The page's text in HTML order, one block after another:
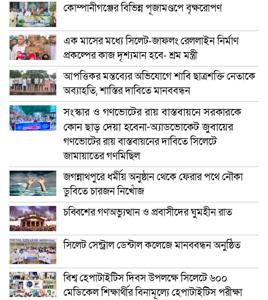
কোম্পানীগঞ্জের বিভিন্ন পূজামণ্ডপে বৃক্ষরোপণ
এক মাসের মধ্যে সিলেট-জাফলং রেললাইন নির্মাণ
প্রকল্পের কাজ দৃশ্যমান হবে- শ্রম মন্ত্রী
আপত্তিকর মন্তব্যের অভিযোগে শাবি ছাত্রশক্তি নেতাকে
অব্যাহতি, শাস্তির দাবিতে মানববন্ধন
সংস্কার ও গণভোটের রায় বাস্তবায়নে সরকারকে
কোন ছাড় দেয়া হবেনা-অ্যাডভোকেট জুবায়ের
গণভোটের রায় বাস্তবায়নের দাবিতে সিলেটে
জামায়াতের গণমিছিল
জগন্নাথপুরে ধর্মীয় অনুষ্ঠান থেকে ফেরার পথে নৌকা
ডুবিতে চারজন নিখোঁজ
চব্বিশের গণঅভ্যুত্থান ও প্রবাসীদের ঘুমহীন রাত
সিলেট সেন্ট্রাল ডেন্টাল কলেজে মানববন্ধন অনুষ্ঠিত
বিশ্ব হেপাটাইটিস দিবস উপলক্ষে সিলেটে ৬০০
মেডিকেল শিক্ষার্থীর বিনামূল্যে হেপাটাইটিস পরীক্ষা